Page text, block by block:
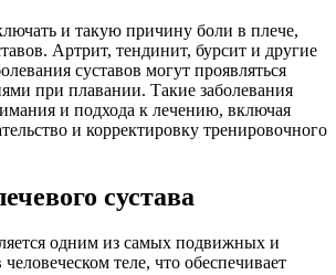
и такую причину боли в плече,
Артрит, тендинит, бурсит и другие
суставов могут проявляться
при плавании. Такие заболевания
и подхода к лечению, включая
и корректировку тренировочного
сустава
одним из самых подвижных и
теле, что обеспечивает